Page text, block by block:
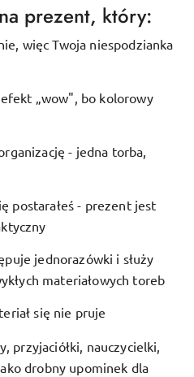
prezent, który:
więc Twoja niespodzianka
„wow", bo kolorowy
- jedna torba,
postarałeś - prezent jest
jednorazówki i służy
materiałowych toreb
się nie pruje
przyjaciółki, nauczycielki,
drobny upominek dla